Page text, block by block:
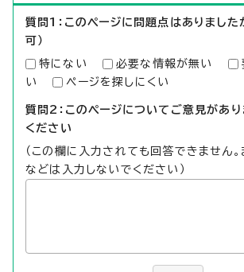
質問1：このページに問題点はありました
可）
特にない 必要な情報が無い
い
ページを探しにくい
質問2：このページについてご意見があり
ください
（この欄に入力されても回答できません。
などは入力しないでください）